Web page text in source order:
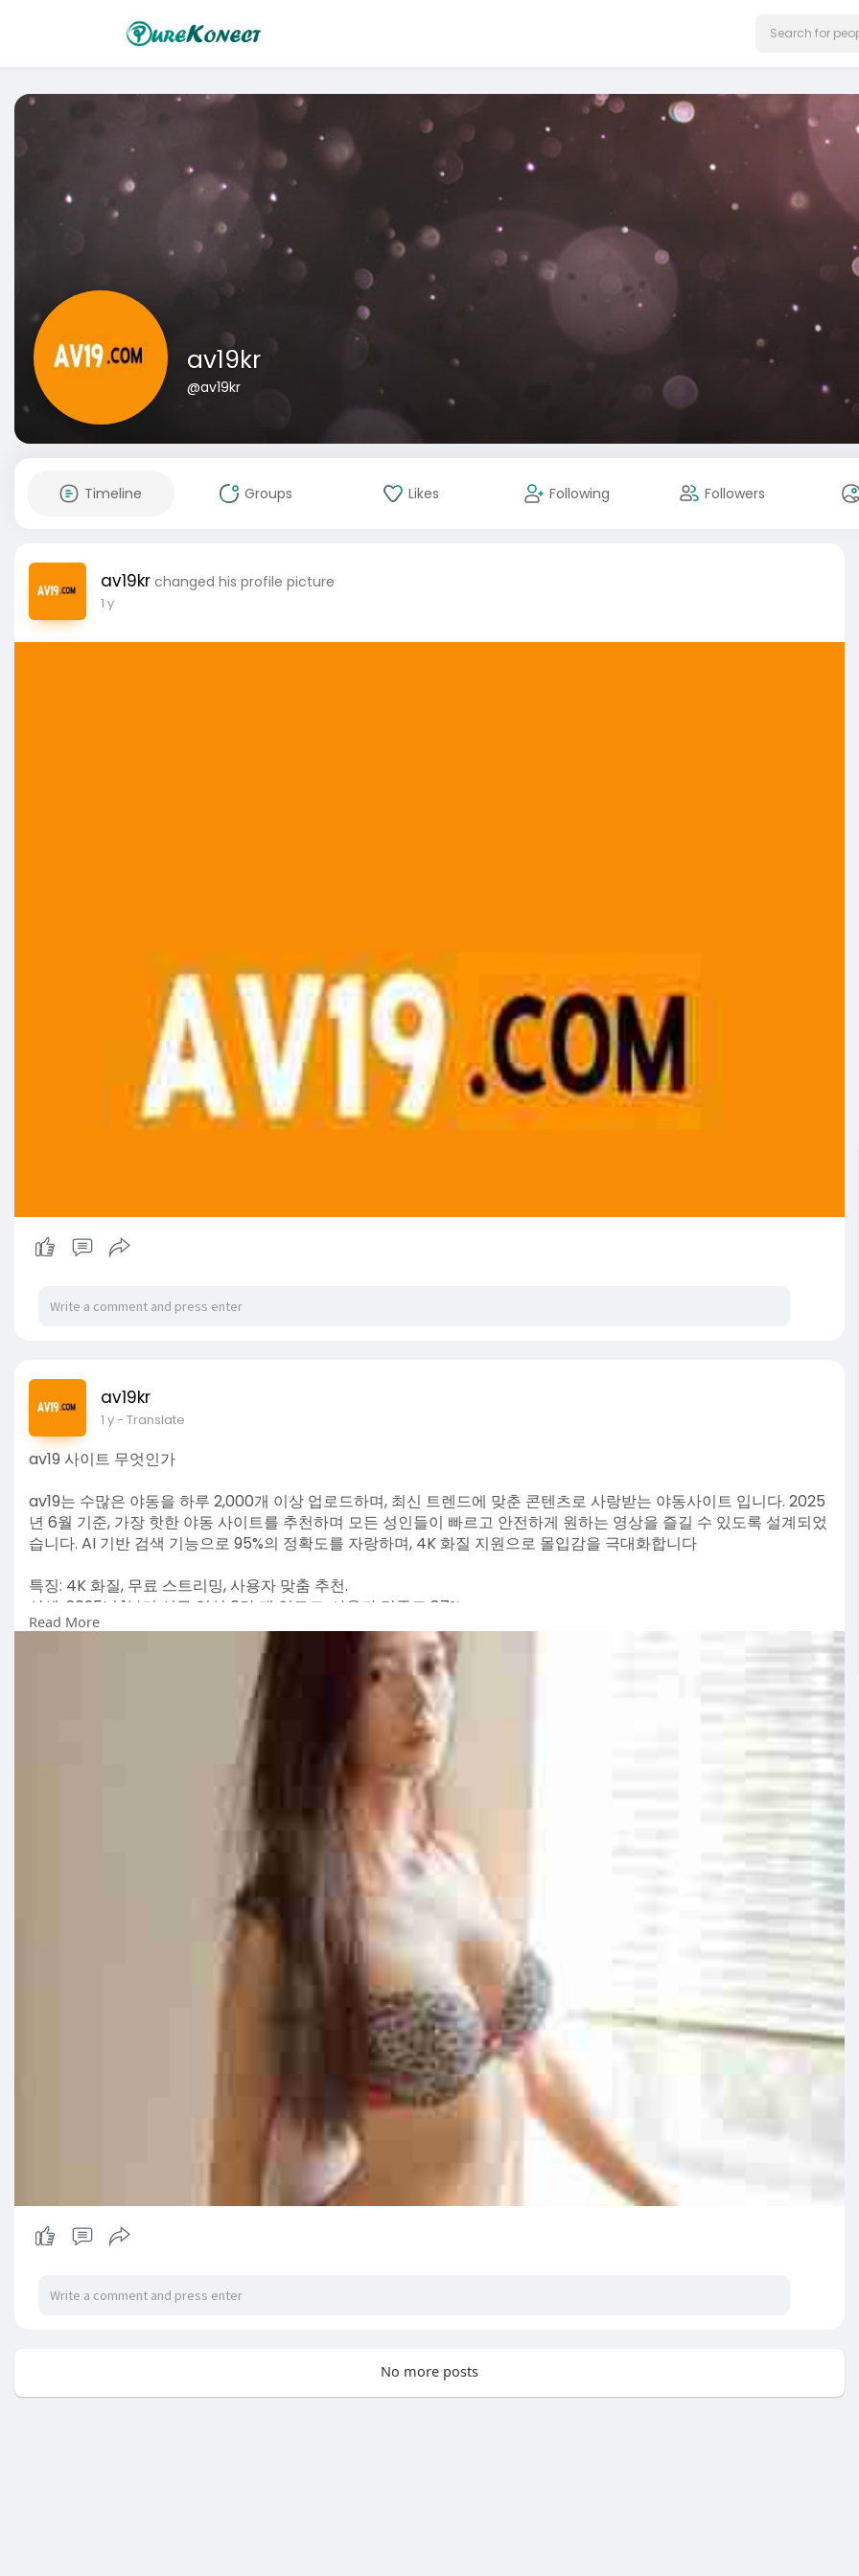
av19kr
@av19kr
Timeline Groups Likes Following Followers
av19kr changed his profile picture
1 y
av19kr
1 y- Translate
av19 사이트 무엇인가
av19는 수많은 야동을 하루 2,000개 이상 업로드하며, 최신 트렌드에 맞춘 콘텐츠로 사랑받는 야동사이트 입니다. 2025
년 6월 기준, 가장 핫한 야동 사이트를 추천하며 모든 성인들이 빠르고 안전하게 원하는 영상을 즐길 수 있도록 설계되었
습니다. AI 기반 검색 기능으로 95%의 정확도를 자랑하며, 4K 화질 지원으로 몰입감을 극대화합니다
특징: 4K 화질, 무료 스트리밍, 사용자 맞춤 추천.
상세: 2025년 1분기 신규 영상 6만 개 업로드, 사용자 만족도 87%.
CTA: 지금 확인 | 댓글로 추천 요청.
https://xn--19-h32jp0x95bba.com/
Read More
No more posts